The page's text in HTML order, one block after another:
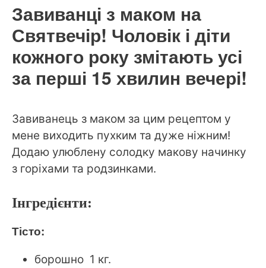
Завиванці з маком на
Святвечір! Чоловік і діти
кожного року змітають усі
за перші 15 хвилин вечері!
Завиванець з маком за цим рецептом у
мене виходить пухким та дуже ніжним!
Додаю улюблену солодку макову начинку
з горіхами та родзинками.
Інгредієнти:
Тісто:
борошно 1 кг.